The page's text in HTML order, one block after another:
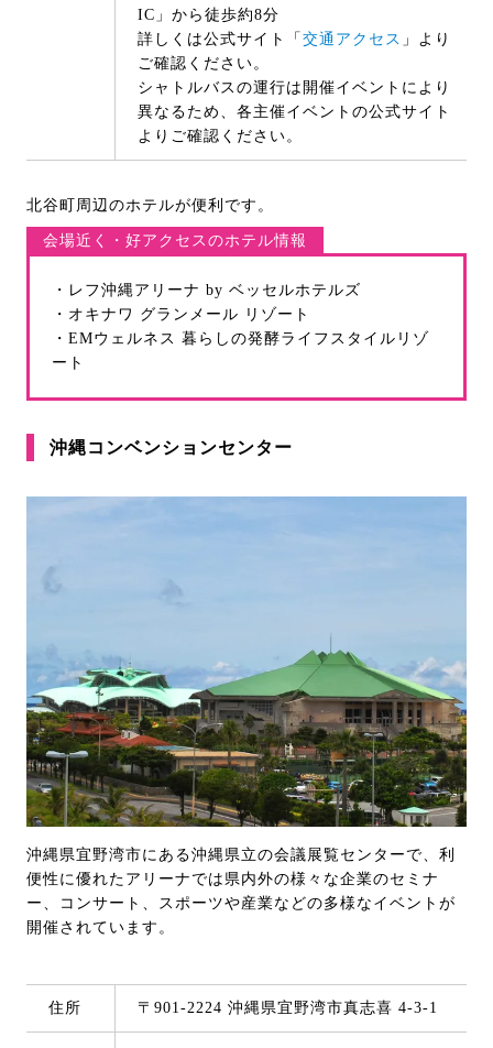
IC」から徒歩約8分
詳しくは公式サイト「 交通アクセス 」より
ご確認ください。
シャトルバスの運行は開催イベントにより
異なるため、各主催イベントの公式サイト
よりご確認ください。
北谷町周辺のホテルが便利です。
会場近く・好アクセスのホテル情報
・レフ沖縄アリーナ by ベッセルホテルズ
・オキナワ グランメール リゾート
・EMウェルネス 暮らしの発酵ライフスタイルリゾ
ート
沖縄コンベンションセンター
沖縄県宜野湾市にある沖縄県立の会議展覧センターで、利
便性に優れたアリーナでは県内外の様々な企業のセミナ
ー、コンサート、スポーツや産業などの多様なイベントが
開催されています。
住所 〒901-2224 沖縄県宜野湾市真志喜 4-3-1